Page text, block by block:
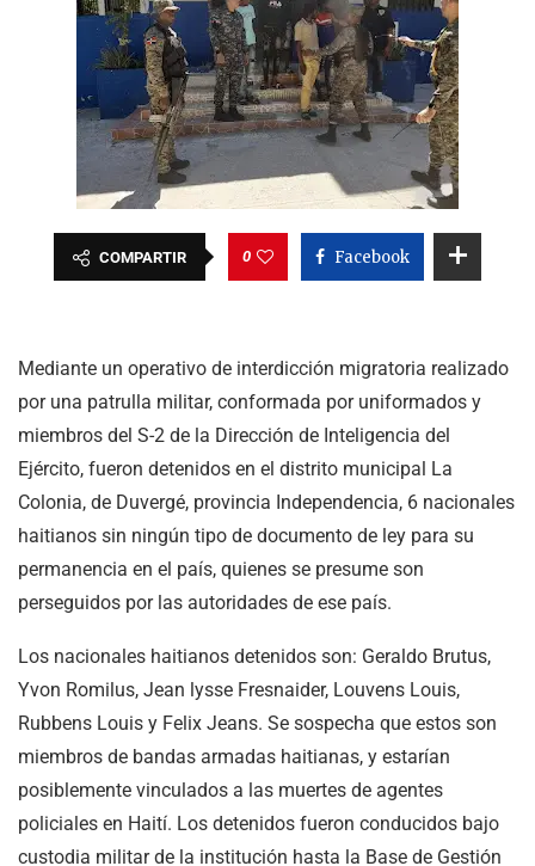
COMPARTIR 0 Facebook
Mediante un operativo de interdicción migratoria realizado
por una patrulla militar, conformada por uniformados y
miembros del S-2 de la Dirección de Inteligencia del
Ejército, fueron detenidos en el distrito municipal La
Colonia, de Duvergé, provincia Independencia, 6 nacionales
haitianos sin ningún tipo de documento de ley para su
permanencia en el país, quienes se presume son
perseguidos por las autoridades de ese país.
Los nacionales haitianos detenidos son: Geraldo Brutus,
Yvon Romilus, Jean lysse Fresnaider, Louvens Louis,
Rubbens Louis y Felix Jeans. Se sospecha que estos son
miembros de bandas armadas haitianas, y estarían
posiblemente vinculados a las muertes de agentes
policiales en Haití. Los detenidos fueron conducidos bajo
custodia militar de la institución hasta la Base de Gestión